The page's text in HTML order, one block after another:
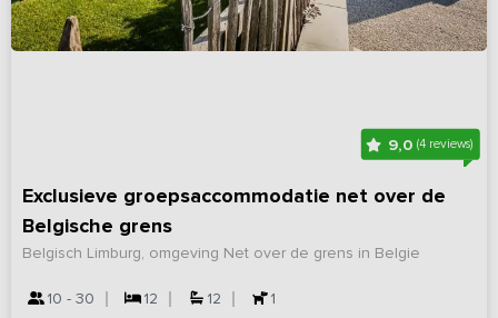
9,0(4 reviews)
Exclusieve groepsaccommodatie net over de
Belgische grens
Belgisch Limburg, omgeving Net over de grens in Belgie
10 - 30 12 12 1